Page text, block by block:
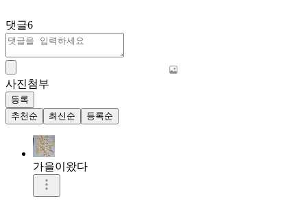
댓글6
사진첨부
등록
추천순
최신순 등록순
가을이왔다